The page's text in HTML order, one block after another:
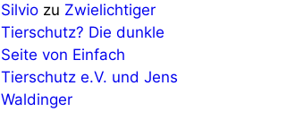
Silvio zu Zwielichtiger
Tierschutz? Die dunkle
Seite von Einfach
Tierschutz e.V. und Jens
Waldinger